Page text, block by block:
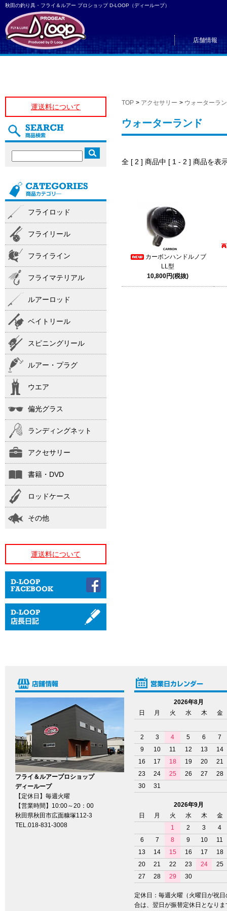
秋田の釣り具・フライ＆ルアー プロショップ D-LOOP（ディーループ）
店舗情報
TOP > アクセサリー > ウォーターラ
ウォーターランド
全 [ 2 ] 商品中 [ 1 - 2 ] 商品を表
カーボンハンドルノブ
LL型
10,800円(税抜)
運送料について
フライロッド
フライリール
フライライン
フライマテリアル
ルアーロッド
ベイトリール
スピニングリール
ルアー・プラグ
ウエア
偏光グラス
ランディングネット
アクセサリー
書籍・DVD
ロッドケース
その他
運送料について
フライ＆ルアープロショップ
ディーループ
【定休日】毎週火曜
【営業時間】10:00～20：00
秋田県秋田市広面糠塚112-3
TEL.018-831-3008
2026年8月
日
月 火 水 木 金
2 3 4 5 6
7
9
10 11 12 13
14
16
17 18 19 20
21
23
24 25 26 27
28
30
31
2026年9月
日
月 火 水 木
金
1
2 3
4
6
7 8 9 10
11
13
14 15 16 17
18
20
21 22 23 24
25
27
28 29 30
定休日：毎週火曜（火曜日が祝日
合は、翌日が振替定休日となりま